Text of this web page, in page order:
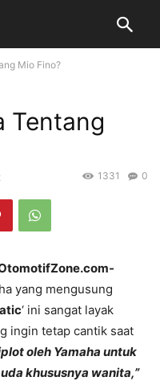
Mio Fino?
Tentang
0
1331
yang mengusung
‘ ini sangat layak
ingin tetap cantik saat
oleh Yamaha untuk
khususnya wanita,”